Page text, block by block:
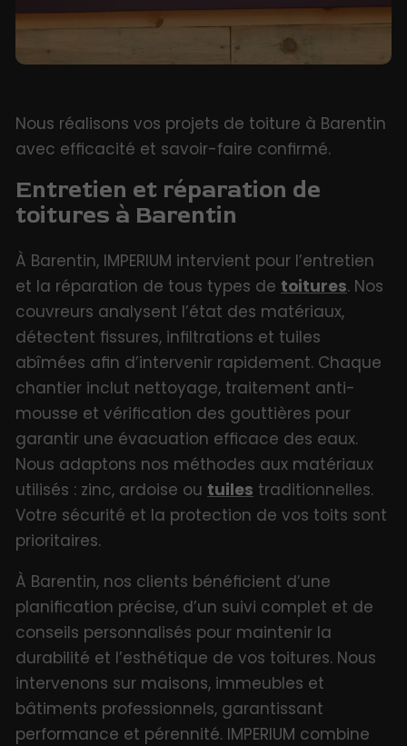
Nous réalisons vos projets de toiture à Barentin
avec efficacité et savoir-faire confirmé.
Entretien et réparation de
toitures à Barentin
À Barentin, IMPERIUM intervient pour l’entretien
et la réparation de tous types de toitures. Nos
couvreurs analysent l’état des matériaux,
détectent fissures, infiltrations et tuiles
abîmées afin d’intervenir rapidement. Chaque
chantier inclut nettoyage, traitement anti-
mousse et vérification des gouttières pour
garantir une évacuation efficace des eaux.
Nous adaptons nos méthodes aux matériaux
utilisés : zinc, ardoise ou tuiles traditionnelles.
Votre sécurité et la protection de vos toits sont
prioritaires.
À Barentin, nos clients bénéficient d’une
planification précise, d’un suivi complet et de
conseils personnalisés pour maintenir la
durabilité et l’esthétique de vos toitures. Nous
intervenons sur maisons, immeubles et
bâtiments professionnels, garantissant
performance et pérennité. IMPERIUM combine